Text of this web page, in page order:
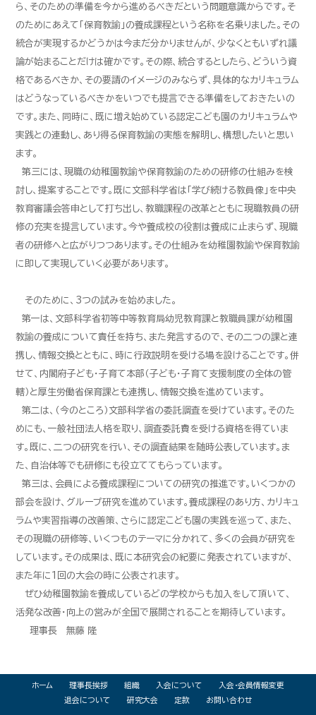
ら、そのための準備を今から進めるべきだという問題意識からです。そ
のためにあえて「保育教諭」の養成課程という名称を名乗りました。その
統合が実現するかどうかは今まだ分かりませんが、少なくともいずれ議
論が始まることだけは確かです。その際、統合するとしたら、どういう資
格であるべきか、その要請のイメージのみならず、具体的なカリキュラム
はどうなっているべきかをいつでも提言できる準備をしておきたいの
です。また、同時に、既に増え始めている認定こども園のカリキュラムや
実践との連動し、あり得る保育教諭の実態を解明し、構想したいと思い
ます。
第三には、現職の幼稚園教諭や保育教諭のための研修の仕組みを検
討し、提案することです。既に文部科学省は「学び続ける教員像」を中央
教育審議会答申として打ち出し、教職課程の改革とともに現職教員の研
修の充実を提言しています。今や養成校の役割は養成に止まらず、現職
者の研修へと広がりつつあります。その仕組みを幼稚園教諭や保育教諭
に即して実現していく必要があります。
そのために、3つの試みを始めました。
第一は、文部科学省初等中等教育局幼児教育課と教職員課が幼稚園
教諭の養成について責任を持ち、また発言するので、その二つの課と連
携し、情報交換とともに、時に行政説明を受ける場を設けることです。併
せて、内閣府子ども・子育て本部（子ども・子育て支援制度の全体の管
轄）と厚生労働省保育課とも連携し、情報交換を進めています。
第二は、（今のところ）文部科学省の委託調査を受けています。そのた
めにも、一般社団法人格を取り、調査委託費を受ける資格を得ていま
す。既に、二つの研究を行い、その調査結果を随時公表しています。ま
た、自治体等でも研修にも役立ててもらっています。
第三は、会員による養成課程についての研究の推進です。いくつかの
部会を設け、グループ研究を進めています。養成課程のあり方、カリキュ
ラムや実習指導の改善策、さらに認定こども園の実践を巡って、また、
その現職の研修等、いくつものテーマに分かれて、多くの会員が研究を
しています。その成果は、既に本研究会の紀要に発表されていますが、
また年に1回の大会の時に公表されます。
ぜひ幼稚園教諭を養成しているどの学校からも加入をして頂いて、
活発な改善・向上の営みが全国で展開されることを期待しています。
理事長無藤 隆
ホーム 理事長挨拶 組織 入会について
入会・会員情報変更
退会について
研究大会 定款 お問い合わせ